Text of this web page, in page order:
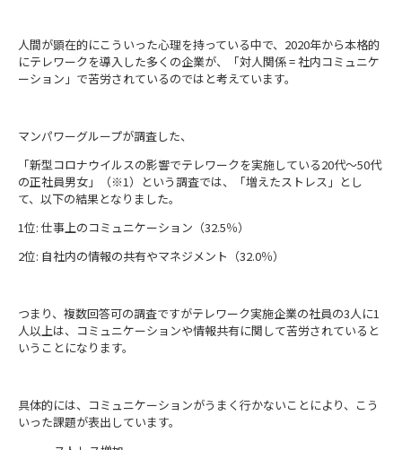
人間が顕在的にこういった心理を持っている中で、2020年から本格的
にテレワークを導入した多くの企業が、「対人関係 = 社内コミュニケ
ーション」で苦労されているのではと考えています。
マンパワーグループが調査した、
「新型コロナウイルスの影響でテレワークを実施している20代～50代
の正社員男女」（※1）という調査では、「増えたストレス」とし
て、以下の結果となりました。
1位: 仕事上のコミュニケーション（32.5％）
2位: 自社内の情報の共有やマネジメント（32.0％）
つまり、複数回答可の調査ですがテレワーク実施企業の社員の3人に1
人以上は、コミュニケーションや情報共有に関して苦労されていると
いうことになります。
具体的には、コミュニケーションがうまく行かないことにより、こう
いった課題が表出しています。